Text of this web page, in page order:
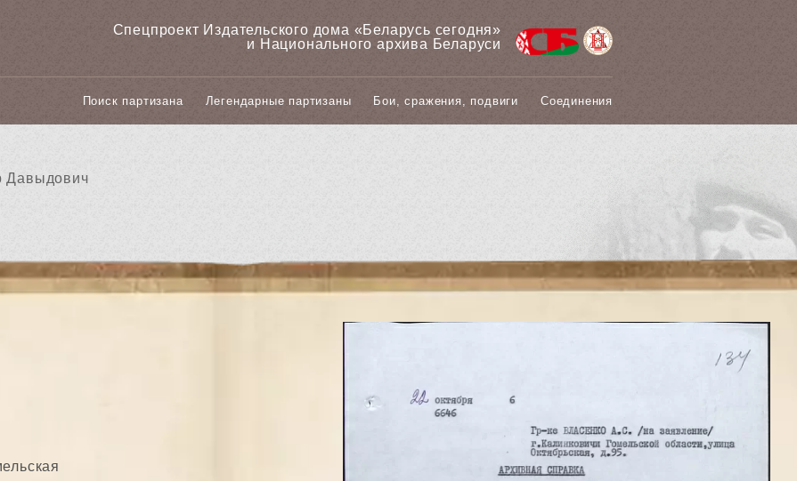
Спецпроект Издательского дома «‎Беларусь сегодня»
и Национального архива Беларуси
Поиск партизана Легендарные партизаны Бои, сражения, подвиги Соединения
Давыдович